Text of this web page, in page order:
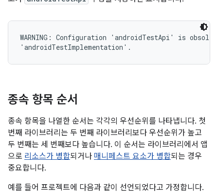
WARNING: Configuration 'androidTestApi' is
종속 항목 순서
종속 항목을 나열한 순서는 각각의 우선순위를 나타냅니다. 첫
번째 라이브러리는 두 번째 라이브러리보다 우선순위가 높고
두 번째는 세 번째보다 높습니다. 이 순서는 라이브러리에서 앱
으로 리소스가 병합되거나 매니페스트 요소가 병합되는 경우
중요합니다.
예를 들어 프로젝트에 다음과 같이 선언되었다고 가정합니다.